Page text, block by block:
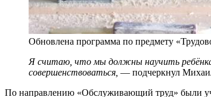
Обновлена программа по предмету
Я считаю, что мы должны научить
совершенствоваться, — подчеркнул
По направлению «Обслуживающий труд» были